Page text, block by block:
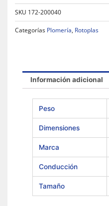
SKU 172-200040
Categorías Plomería, Rotoplas
Información adicional
Peso
Dimensiones
Marca
Conducción
Tamaño